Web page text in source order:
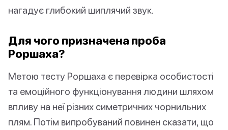
нагадує глибокий шиплячий звук.
Для чого призначена проба
Роршаха?
Метою тесту Роршаха є перевірка особистості
та емоційного функціонування людини шляхом
впливу на неї різних симетричних чорнильних
плям. Потім випробуваний повинен сказати, що